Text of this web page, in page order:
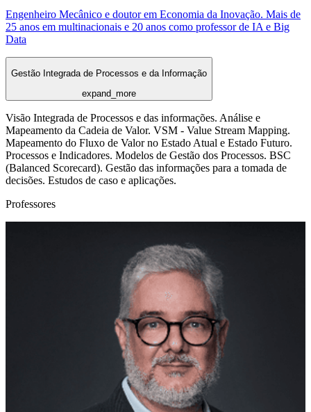
Engenheiro Mecânico e doutor em Economia da Inovação. Mais de
25 anos em multinacionais e 20 anos como professor de IA e Big
Data
Gestão Integrada de Processos e da Informação
expand_more
Visão Integrada de Processos e das informações. Análise e
Mapeamento da Cadeia de Valor. VSM - Value Stream Mapping.
Mapeamento do Fluxo de Valor no Estado Atual e Estado Futuro.
Processos e Indicadores. Modelos de Gestão dos Processos. BSC
(Balanced Scorecard). Gestão das informações para a tomada de
decisões. Estudos de caso e aplicações.
Professores